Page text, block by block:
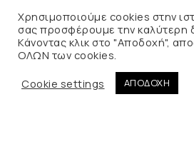
Αυτόματος έλεγχος
δικτυακού τόπου με βάση το
Δήλωση
Χρησιμοποιούμε cookies στην
σας προσφέρουμε την καλύτερη
Κάνοντας κλικ στο "Αποδοχή",
ΟΛΩΝ των cookies.
Cookie settings
ΑΠΟΔΟΧΗ